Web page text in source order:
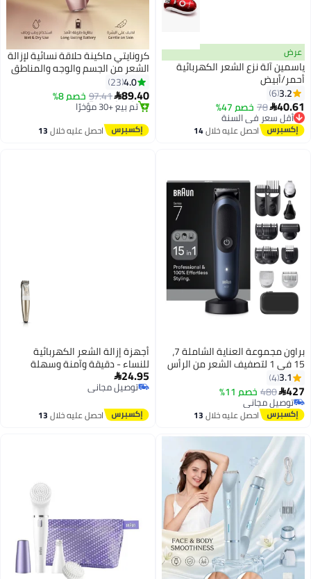
عرض
ياسمين آلة نزع الشعر الكهربائية
أحمر/أبيض
3.2
6
40.61
78 خصم 47%
أقل سعر في السنة
توصيل مجاني
أقل سعر في السنة
احصل عليه خلال14
كرونايتي ماكينة حلاقة نسائية لإزالة
الشعر من الجسم والوجه والمناطق
الحساسة، مكينه حلاقه مناطق
حساسه نساء وجهاز ازالة الشعر
للنساء، اله ازاله الشعر للوجه
والجسم مقاومة للماء، مكينة حلاقة
نسائية متعددة الاستخدامات مع
4.0
23
89.40
97.41خصم 8%
أقل سعر في 30 يوم
توصيل مجاني
تم بيع +30 مؤخرًا
أقل سعر في 30 يوم
احصل عليه خلال13
براون مجموعة العناية الشاملة 7،
15 في 1 لتصفيف الشعر من الرأس
إلى القدمين - AIO7580
3.1
4
427
480 خصم 11%
توصيل مجاني
توصيل مجانياحصل عليه خلال13
أجهزة إزالة الشعر الكهربائية
للنساء - دقيقة وآمنة وسهلة
الاستخدام
24.95
توصيل مجاني
توصيل مجاني
احصل عليه خلال13